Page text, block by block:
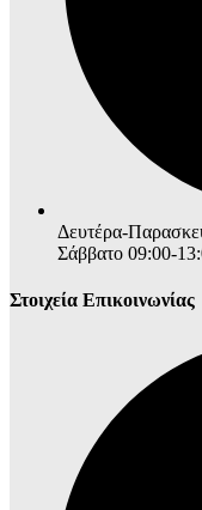
Δευτέρα-
Σάββατο 09:00-
Στοιχεία Επικοινωνίας